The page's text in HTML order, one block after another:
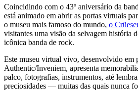
Coincidindo com o 43º aniversário da
está animado em abrir as portas virtuais
o museu mais famoso do mundo, o
visitantes uma visão da selvagem história
icônica banda de rock.
Este museu virtual vivo, desenvolvido em
Authentic/Inveniem, apresenta
palco, fotografias, instrumentos, até
preciosidades — muitas das quais nunca